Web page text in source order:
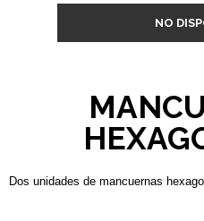
NO
Dos unidades de mancuernas